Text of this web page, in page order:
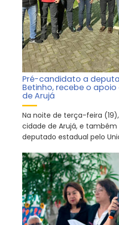
Pré-candidato a
Betinho, recebe o
de Arujá
Na noite de terça-feira
cidade de Arujá, e
deputado estadual pelo